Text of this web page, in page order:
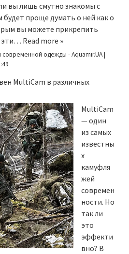
вы лишь смутно знакомы с
будет проще думать о ней как о
вы можете прикрепить
эти… Read more »
одежды - Aquamir.UA|
MultiCam в различных
MultiCam
— один
из самых
известны
х
камуфля
жей
современ
ности. Но
так ли
это
эффекти
вно? В